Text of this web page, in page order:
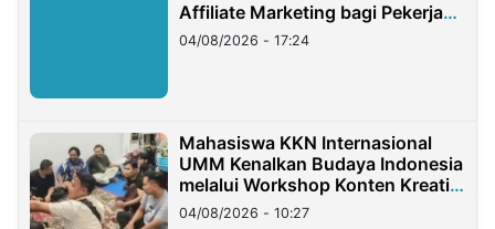
Affiliate Marketing bagi Pekerja
Migran Indonesia di Taiwan
04/08/2026 - 17:24
Mahasiswa KKN Internasional
UMM Kenalkan Budaya Indonesia
melalui Workshop Konten Kreatif
di Taiwan
04/08/2026 - 10:27